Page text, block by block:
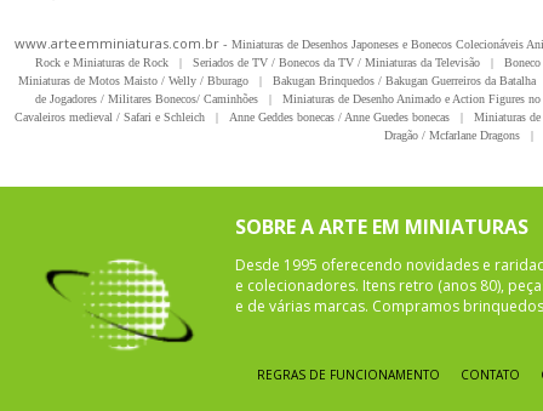
www.arteemminiaturas.com.br - Miniaturas de Desenhos Japoneses e Bonecos Colecionáveis
Rock e Miniaturas de Rock
| Seriados de TV / Bonecos da TV / Miniaturas da Televisão |
Miniaturas de Motos Maisto / Welly / Bburago
| Bakugan Brinquedos / Bakugan Guerreiros da Batalha
de Jogadores / Militares Bonecos/ Caminhões
|
Miniaturas de Desenho Animado e Action Figures
Cavaleiros medieval / Safari e Schleich
| Anne Geddes bonecas / Anne Guedes bonecas |
Miniaturas
Dragão / Mcfarlane Dragons
|
SOBRE A ARTE EM MINIATURAS
Desde 1995 oferecendo novidades e
e colecionadores. Itens retro (anos 80),
e de várias marcas. Compramos
REGRAS DE FUNCIONAMENTO CONTATO